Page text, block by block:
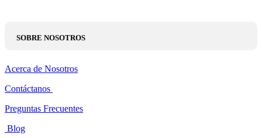
SOBRE NOSOTROS
Acerca de Nosotros
Contáctanos
Preguntas Frecuentes
Blog